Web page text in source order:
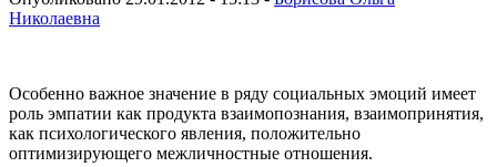
Николаевна
Особенно важное значение в ряду социальных эмоций имеет
роль эмпатии как продукта взаимопознания, взаимопринятия,
как психологического явления, положительно
оптимизирующего межличностные отношения.